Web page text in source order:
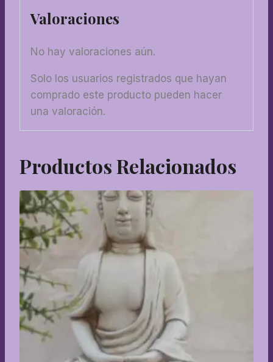
Valoraciones
No hay valoraciones aún.
Solo los usuarios registrados que hayan
comprado este producto pueden hacer
una valoración.
Productos Relacionados